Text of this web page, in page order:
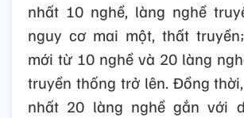
nhất 10 nghề, làng nghề
nguy cơ mai một, thất
mới từ 10 nghề và 20 làng
truyền thống trở lên. Đồng
nhất 20 làng nghề gắn với